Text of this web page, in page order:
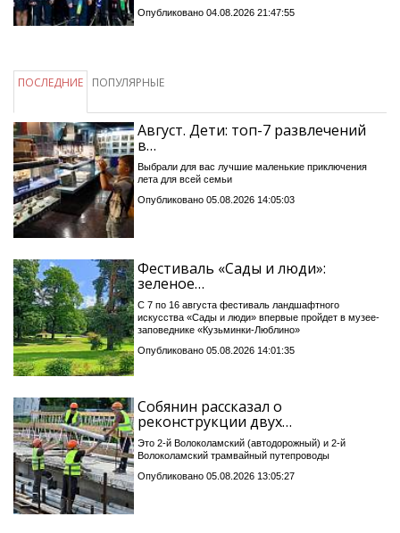
Опубликовано 04.08.2026 21:47:55
ПОСЛЕДНИЕ ПОПУЛЯРНЫЕ
Август. Дети: топ-7 развлечений
в…
Выбрали для вас лучшие маленькие приключения
лета для всей семьи
Опубликовано 05.08.2026 14:05:03
Фестиваль «Сады и люди»:
зеленое…
С 7 по 16 августа фестиваль ландшафтного
искусства «Сады и люди» впервые пройдет в музее-
заповеднике «Кузьминки-Люблино»
Опубликовано 05.08.2026 14:01:35
Собянин рассказал о
реконструкции двух…
Это 2-й Волоколамский (автодорожный) и 2-й
Волоколамский трамвайный путепроводы
Опубликовано 05.08.2026 13:05:27